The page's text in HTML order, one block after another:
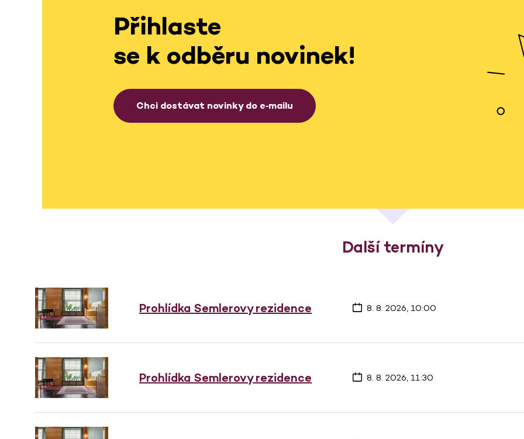
Přihlaste
se k odběru novinek!
Chci dostávat novinky do e‑mailu
Další termíny
Prohlídka Semlerovy rezidence 8. 8. 2026, 10:00
Prohlídka Semlerovy rezidence 8. 8. 2026, 11:30